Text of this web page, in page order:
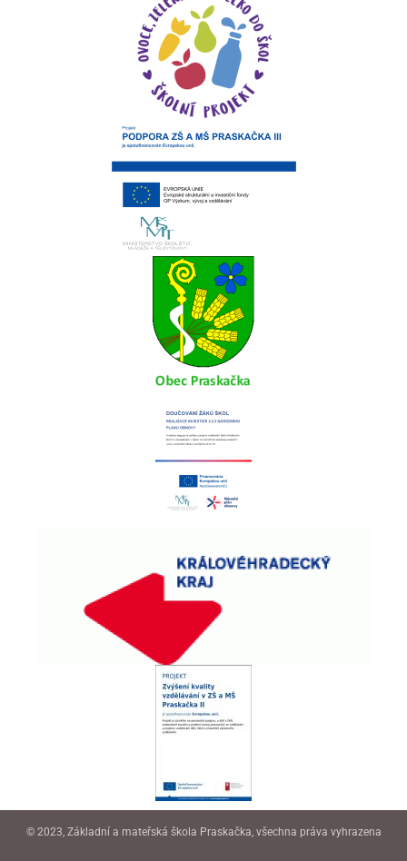
© 2023, Základní a mateřská škola Praskačka, všechna práva vyhrazena